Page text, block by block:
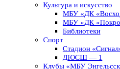
Культура и искусство
МБУ «ДК
МБУ «ДК
Библиотеки
Спорт
Стадион
ДЮСШ — 1
Клубы «МБУ